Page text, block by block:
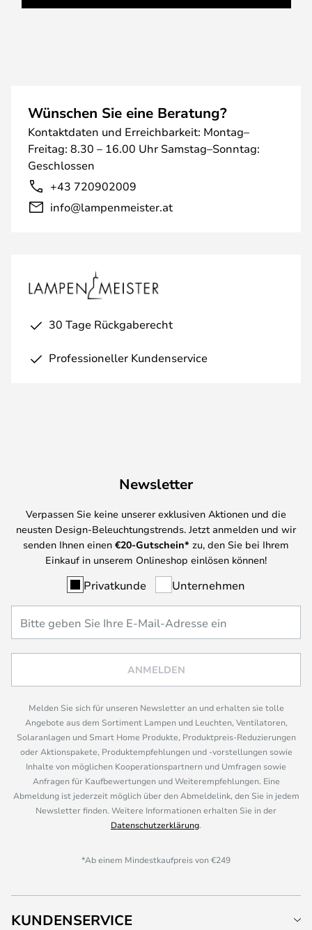
Wünschen Sie eine Beratung?
Kontaktdaten und Erreichbarkeit: Montag–
Freitag: 8.30 – 16.00 Uhr Samstag–Sonntag:
Geschlossen
+43 720902009
info@lampenmeister.at
30 Tage Rückgaberecht
Professioneller Kundenservice
Newsletter
Verpassen Sie keine unserer exklusiven Aktionen und die
neusten Design-Beleuchtungstrends. Jetzt anmelden und wir
senden Ihnen einen €20-Gutschein* zu, den Sie bei Ihrem
Einkauf in unserem Onlineshop einlösen können!
Privatkunde Unternehmen
ANMELDEN
Melden Sie sich für unseren Newsletter an und erhalten sie tolle
Angebote aus dem Sortiment Lampen und Leuchten, Ventilatoren,
Solaranlagen und Smart Home Produkte, Produktpreis-Reduzierungen
oder Aktionspakete, Produktempfehlungen und -vorstellungen sowie
Inhalte von möglichen Kooperationspartnern und Umfragen sowie
Anfragen für Kaufbewertungen und Weiterempfehlungen. Eine
Abmeldung ist jederzeit möglich über den Abmeldelink, den Sie in jedem
Newsletter finden. Weitere Informationen erhalten Sie in der
Datenschutzerklärung.
*Ab einem Mindestkaufpreis von €249
KUNDENSERVICE